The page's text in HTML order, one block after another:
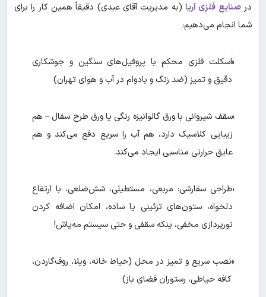
درصنایع فلزی آریا (به مدیریت آقای عبدی) دقیقاً همین کار را برای
شما انجام می‌دهیم:
اسکلت فلزی محکم با پروفیل‌های سنگین و جوشکاری
دقیق و تمیز (ضد زنگ و بادوام در آب و هوای تهران)
سقف شیروانی با ورق گالوانیزه رنگی یا ورق طرح سفال – هم
زیبایی کلاسیک دارد، هم آب را سریع دفع می‌کند و هم
عایق حرارتی مناسبی ایجاد می‌کند.
طراحی سفارشی: مربعی، مستطیلی، شش‌ضلعی، با ارتفاع
دلخواه، ستون‌های تزئینی یا ساده، امکان اضافه کردن
نورپردازی مخفی، پنکه سقفی و حتی سیستم مه‌پاش!
نصب سریع و تمیز در محل (حیاط خانه، ویلا، روف‌گاردن،
کافه حیاطی، رستوران فضای باز)